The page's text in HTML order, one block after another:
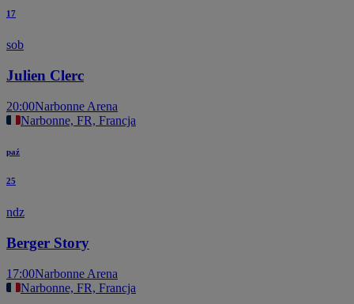
17
sob
Julien Clerc
20:00Narbonne Arena
Narbonne, FR, Francja
paź
25
ndz
Berger Story
17:00Narbonne Arena
Narbonne, FR, Francja